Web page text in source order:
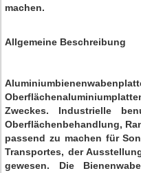
machen.
Allgemeine Beschreibung
Zweckes. Industrielle
Oberflächenbehandlung,
passend zu machen für
Transportes, der
gewesen. Die